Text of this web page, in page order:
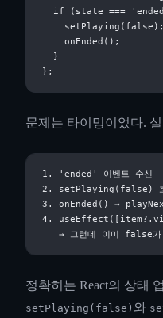
if (state ===
setPlaying(false);
onEnded();
  }
문제는 타이밍이었다.
1. 'ended' 이벤트 수신
2. setPlaying(false)
3. onEnded() →
4.
정확히는 React의 상태
setPlaying(false) 와